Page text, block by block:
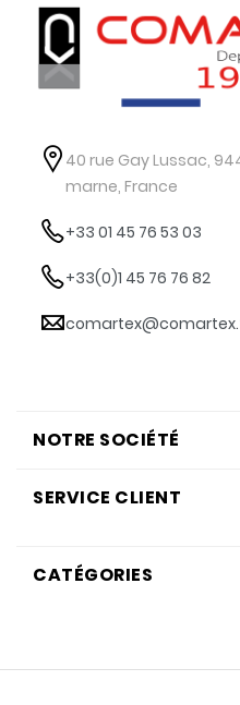
40 rue Gay Lussac,
marne, France
+33 01 45 76 53 03
+33(0)1 45 76 76 82
NOTRE SOCIÉTÉ
SERVICE CLIENT
CATÉGORIES